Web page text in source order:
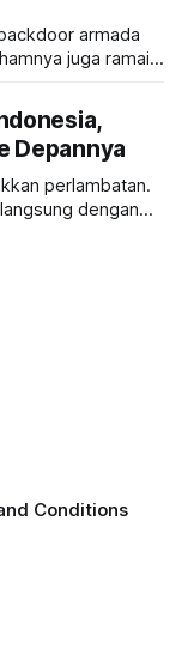
armada
juga ramai
Depannya
perlambatan.
dengan
Conditions